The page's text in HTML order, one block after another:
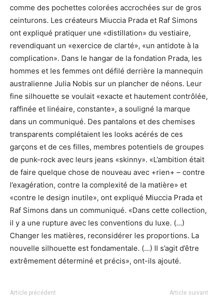
comme des pochettes colorées accrochées sur de gros
ceinturons. Les créateurs Miuccia Prada et Raf Simons
ont expliqué pratiquer une «distillation» du vestiaire,
revendiquant un «exercice de clarté», «un antidote à la
complication». Dans le hangar de la fondation Prada, les
hommes et les femmes ont défilé derrière la mannequin
australienne Julia Nobis sur un plancher de néons. Leur
fine silhouette se voulait «exacte et hautement contrôlée,
raffinée et linéaire, constante», a souligné la marque
dans un communiqué. Des pantalons et des chemises
transparents complétaient les looks acérés de ces
garçons et de ces filles, membres potentiels de groupes
de punk-rock avec leurs jeans «skinny». «L’ambition était
de faire quelque chose de nouveau avec +rien+ – contre
l’exagération, contre la complexité de la matière» et
«contre le design inutile», ont expliqué Miuccia Prada et
Raf Simons dans un communiqué. «Dans cette collection,
il y a une rupture avec les conventions du luxe. (…)
Changer les matières, reconsidérer les proportions. La
nouvelle silhouette est fondamentale. (…) Il s’agit d’être
extrêmement déterminé et précis», ont-ils ajouté.
Article précédent Article suivant